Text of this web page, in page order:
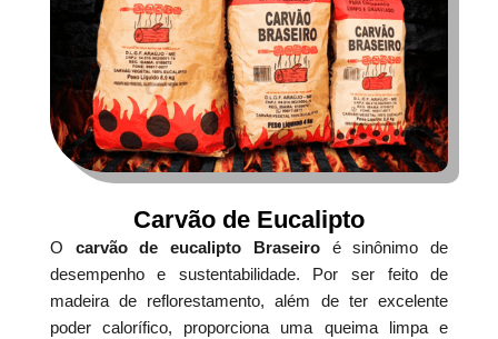
Carvão de Eucalipto
O carvão de eucalipto Braseiroé sinônimo de
desempenho e sustentabilidade. Por ser feito de
madeira de reflorestamento, além de ter excelente
poder calorífico, proporciona uma queima limpa e